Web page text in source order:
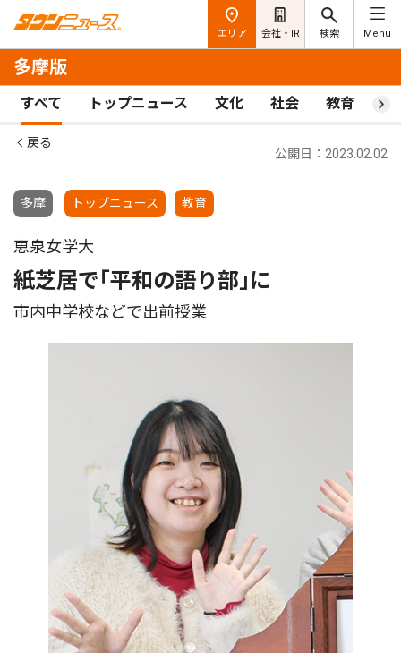
エリア 会社・IR 検索 Menu
多摩版
すべて トップニュース 文化 社会 教育 ス
戻る
多摩 トップニュース 教育
公開日：2023.02.02
恵泉女学大
紙芝居で｢平和の語り部｣に
市内中学校などで出前授業